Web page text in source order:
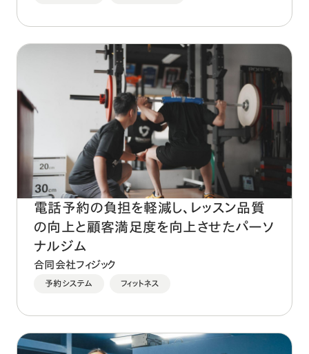
電話予約の負担を軽減し、レッスン品質
の向上と顧客満足度を向上させたパーソ
ナルジム
合同会社フィジック
予約システム フィットネス